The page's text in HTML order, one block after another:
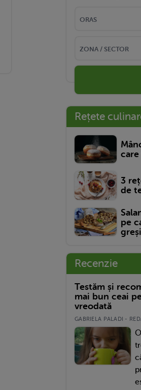
Rețete
3
de
pe
greși
Recenzie
Testăm și
mai bun ceai
vreodată
GABRIELA PALADI -